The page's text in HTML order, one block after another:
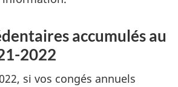
accumulés au
2022
si vos congés annuels